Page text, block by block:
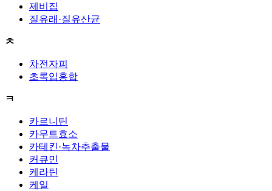
제비집
질유래·질유산균
ㅊ
차전자피
초록입홍합
ㅋ
카르니틴
카무트효소
카테킨·녹차추출물
커큐민
케라틴
케일